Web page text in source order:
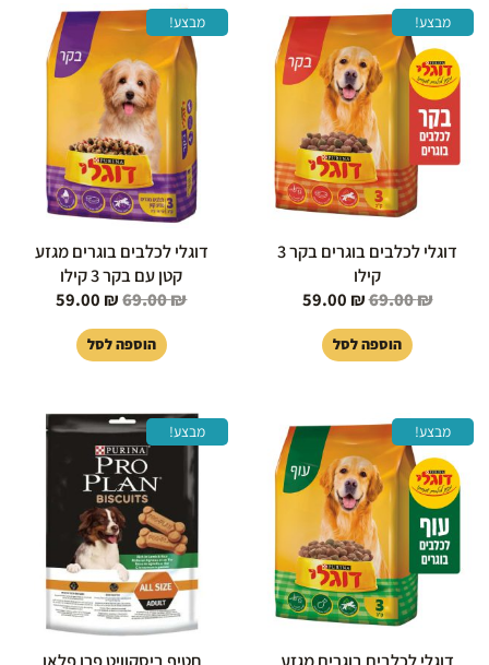
מבצע!
דוגלי לכלבים בוגרים בקר 3
קילו
69.00₪
המחיר
המקורי
היה:
69.00 ₪.
59.00 ₪
המחיר
הנוכחי
הוא:
59.00 ₪.
הוספה לסל
מבצע!
דוגלי לכלבים בוגרים מגזע
קטן עם בקר 3 קילו
69.00₪
המחיר
המקורי
היה:
69.00 ₪.
59.00 ₪
הנוכחי
הוא:
59.00 ₪.
הוספה לסל
מבצע!
המחיר
המקורי
היה:
69.00 ₪.
המחיר
הנוכחי
הוא:
59.00 ₪.
מבצע!
המחיר
המקורי
היה:
39.00 ₪.
המחיר